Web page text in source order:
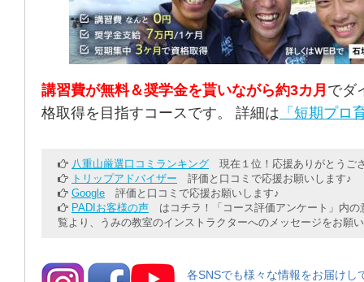
講習費が無料＆奨学金を貰いながら約3カ月 でダ
格取得を目指すコースです。 詳細は 「短期プロ
八重山厳選口コミランキング 現在１位！応援ありがとうご
トリップアドバイザー 評価と口コミで応援お願いします♪
Google 評価と口コミで応援お願いします♪
PADIお客様の声 はコチラ！「コース評価アンケート」内の
覧より、うみの教室のインストラクターへのメッセージをお願
各SNSでも様々な情報をお届けし